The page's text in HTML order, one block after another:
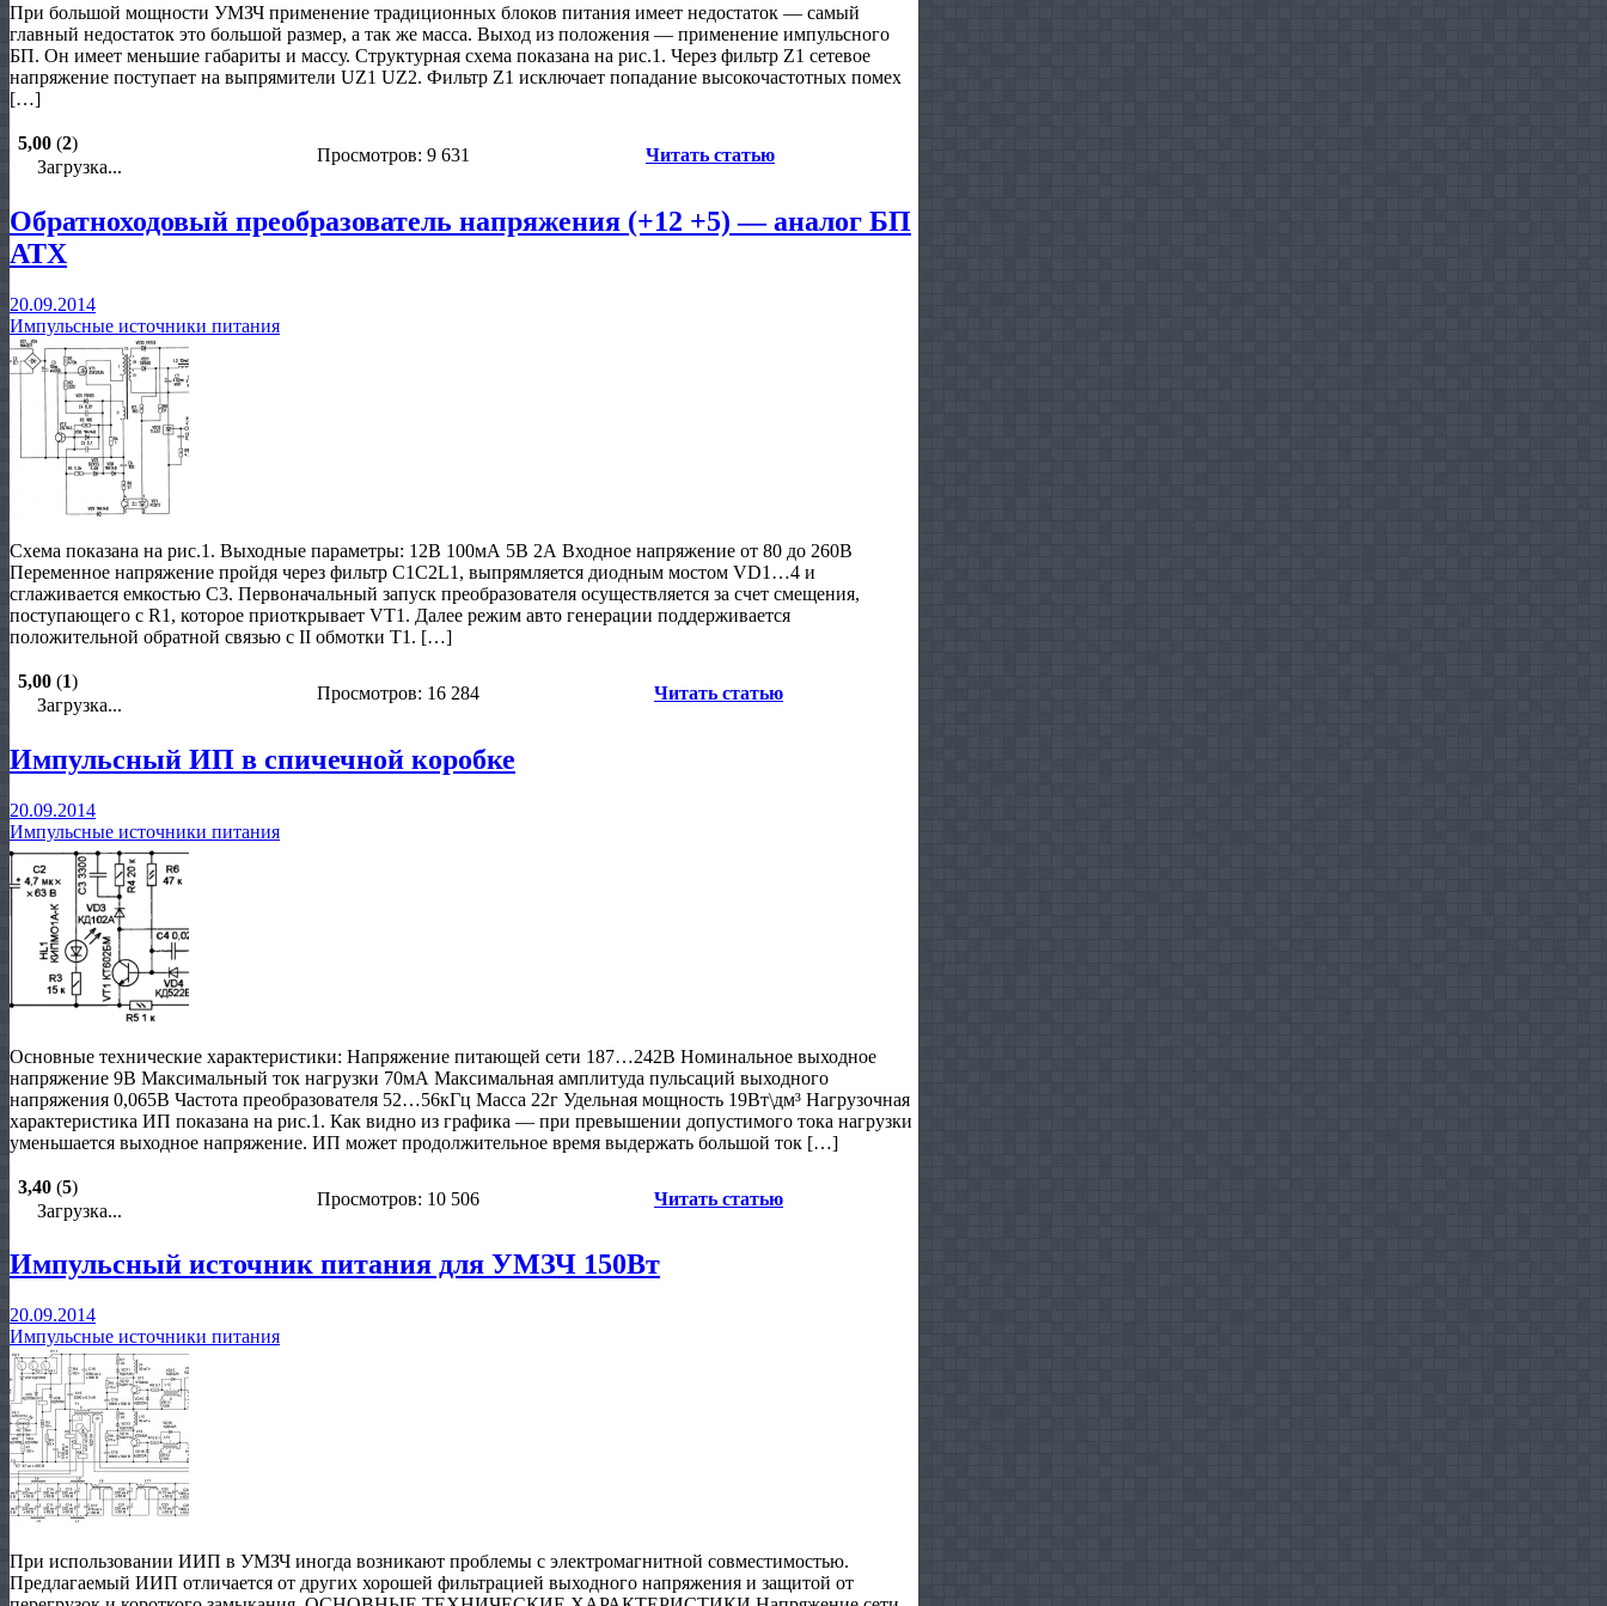
При большой мощности УМЗЧ применение традиционных блоков питания имеет недостаток — самый
главный недостаток это большой размер, а так же масса. Выход из положения — применение импульсного
БП. Он имеет меньшие габариты и массу. Структурная схема показана на рис.1. Через фильтр Z1 сетевое
напряжение поступает на выпрямители UZ1 UZ2. Фильтр Z1 исключает попадание высокочастотных помех
[…]
5,00 (2)
Загрузка...
Просмотров: 9 631 Читать статью
Обратноходовый преобразователь напряжения (+12 +5) — аналог БП
АТХ
20.09.2014
Импульсные источники питания
Схема показана на рис.1. Выходные параметры: 12В 100мА 5В 2А Входное напряжение от 80 до 260В
Переменное напряжение пройдя через фильтр С1С2L1, выпрямляется диодным мостом VD1…4 и
сглаживается емкостью С3. Первоначальный запуск преобразователя осуществляется за счет смещения,
поступающего с R1, которое приоткрывает VT1. Далее режим авто генерации поддерживается
положительной обратной связью с II обмотки Т1. […]
5,00 (1)
Загрузка...
Просмотров: 16 284 Читать статью
Импульсный ИП в спичечной коробке
20.09.2014
Импульсные источники питания
Основные технические характеристики: Напряжение питающей сети 187…242В Номинальное выходное
напряжение 9В Максимальный ток нагрузки 70мА Максимальная амплитуда пульсаций выходного
напряжения 0,065В Частота преобразователя 52…56кГц Масса 22г Удельная мощность 19Вт\дм³ Нагрузочная
характеристика ИП показана на рис.1. Как видно из графика — при превышении допустимого тока нагрузки
уменьшается выходное напряжение. ИП может продолжительное время выдержать большой ток […]
3,40 (5)
Загрузка...
Просмотров: 10 506 Читать статью
Импульсный источник питания для УМЗЧ 150Вт
20.09.2014
Импульсные источники питания
При использовании ИИП в УМЗЧ иногда возникают проблемы с электромагнитной совместимостью.
Предлагаемый ИИП отличается от других хорошей фильтрацией выходного напряжения и защитой от